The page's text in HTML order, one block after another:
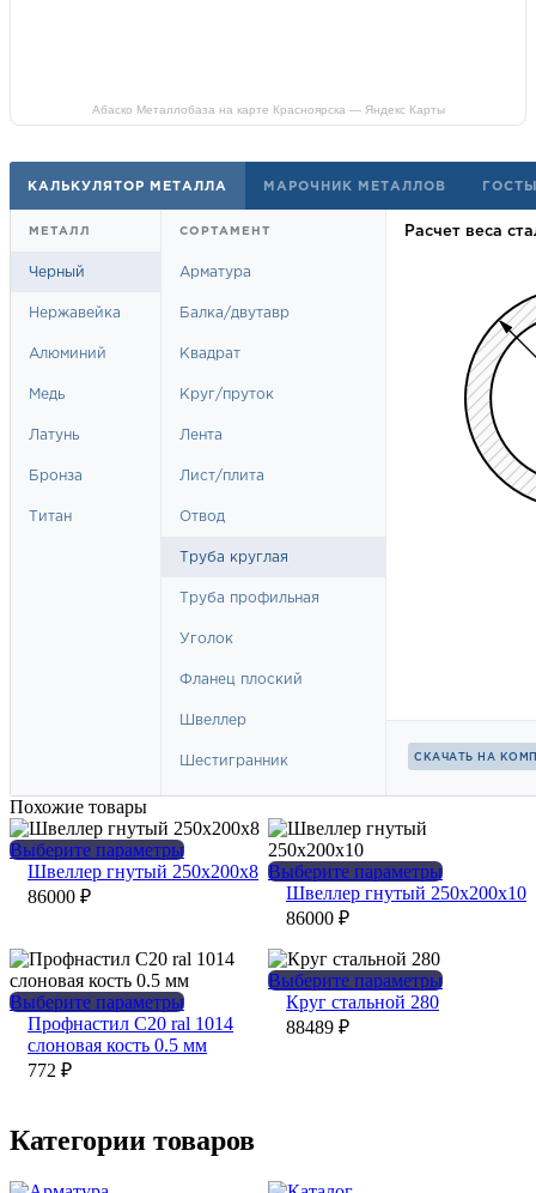
Абаско Металлобаза на карте Красноярска — Яндекс Карты
Похожие товары
Выберите параметрыЭтот
товар
Опции
можно
выбрать
на
странице
Швеллер гнутый 250х200х8
86000 ₽
Выберите параметрыЭтот
товар
Опции
Швеллер гнутый 250х200х10
86000 ₽
Выберите параметрыЭтот
товар
имеет
выбрать
Профнастил С20 ral 1014
слоновая кость 0.5 мм
772 ₽
Выберите параметрыЭтот
Круг стальной 280
88489 ₽
Категории товаров